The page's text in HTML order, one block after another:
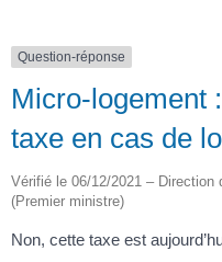
Question-réponse
Micro-logement
taxe en cas de
Vérifié le 06/12/2021 – Direction
(Premier ministre)
Non, cette taxe est